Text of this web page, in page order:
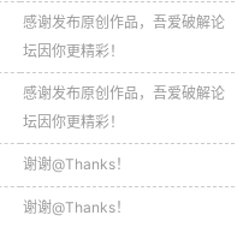
感谢发布原创作品，吾爱破解论
坛因你更精彩！
感谢发布原创作品，吾爱破解论
坛因你更精彩！
谢谢@Thanks！
谢谢@Thanks！